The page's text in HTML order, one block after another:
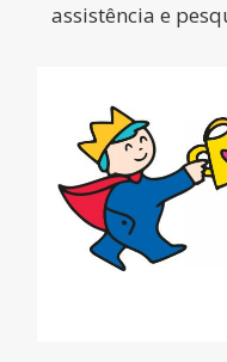
assistência e